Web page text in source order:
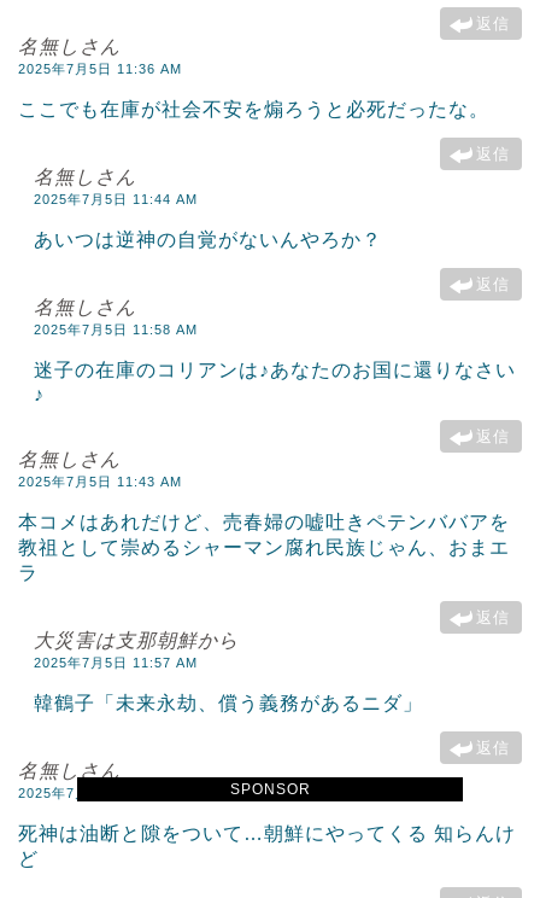
SPONSOR
返信
名無しさん
2025年7月5日 11:36 AM
ここでも在庫が社会不安を煽ろうと必死だったな。
返信
名無しさん
2025年7月5日 11:44 AM
あいつは逆神の自覚がないんやろか？
返信
名無しさん
2025年7月5日 11:58 AM
迷子の在庫のコリアンは♪あなたのお国に還りなさい
♪
返信
名無しさん
2025年7月5日 11:43 AM
本コメはあれだけど、売春婦の嘘吐きペテンババアを
教祖として崇めるシャーマン腐れ民族じゃん、おまエ
ラ
返信
大災害は支那朝鮮から
2025年7月5日 11:57 AM
韓鶴子「未来永劫、償う義務があるニダ」
返信
名無しさん
2025年7月5日 11:52 AM
死神は油断と隙をついて…朝鮮にやってくる 知らんけ
ど